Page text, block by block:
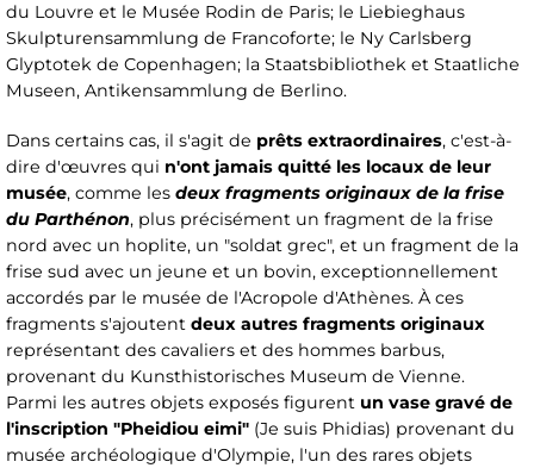
du Louvre et le Musée Rodin de Paris; le Liebieghaus
Skulpturensammlung de Francoforte; le Ny Carlsberg
Glyptotek de Copenhagen; la Staatsbibliothek et Staatliche
Museen, Antikensammlung de Berlino.
Dans certains cas, il s'agit de prêts extraordinaires, c'est-à-
dire d'œuvres qui n'ont jamais quitté les locaux de leur
musée, comme les deux fragments originaux de la frise
du Parthénon, plus précisément un fragment de la frise
nord avec un hoplite, un "soldat grec", et un fragment de la
frise sud avec un jeune et un bovin, exceptionnellement
accordés par le musée de l'Acropole d'Athènes. À ces
fragments s'ajoutent deux autres fragments originaux
représentant des cavaliers et des hommes barbus,
provenant du Kunsthistorisches Museum de Vienne.
Parmi les autres objets exposés figurent un vase gravé de
l'inscription "Pheidiou eimi" (Je suis Phidias) provenant du
musée archéologique d'Olympie, l'un des rares objets